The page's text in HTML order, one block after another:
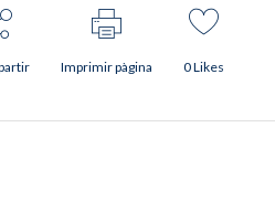
Imprimir pàgina 0Likes